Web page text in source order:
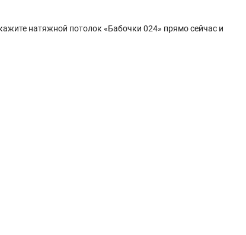
натяжной потолок «Бабочки 024» прямо сейчас и